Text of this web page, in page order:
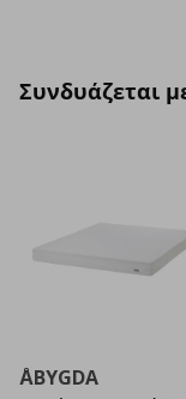
Συνδυάζεται
ÅBYGDA